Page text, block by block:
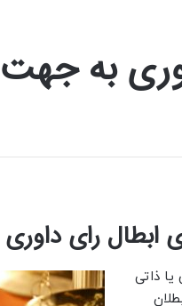
به
ابطال رای داوری
یا ذاتی